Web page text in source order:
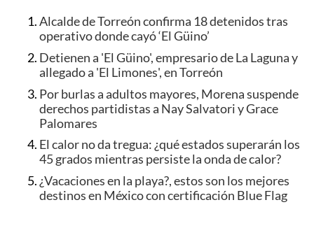
Alcalde de Torreón confirma 18 detenidos tras
operativo donde cayó ‘El Güino’
Detienen a 'El Güino', empresario de La Laguna y
allegado a 'El Limones', en Torreón
Por burlas a adultos mayores, Morena suspende
derechos partidistas a Nay Salvatori y Grace
Palomares
El calor no da tregua: ¿qué estados superarán los
45 grados mientras persiste la onda de calor?
¿Vacaciones en la playa?, estos son los mejores
destinos en México con certificación Blue Flag